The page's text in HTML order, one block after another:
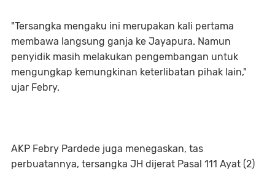
‎"Tersangka mengaku ini merupakan kali pertama
membawa langsung ganja ke Jayapura. Namun
penyidik masih melakukan pengembangan untuk
mengungkap kemungkinan keterlibatan pihak lain,"
ujar Febry.
‎AKP Febry Pardede juga menegaskan, tas
perbuatannya, tersangka JH dijerat Pasal 111 Ayat (2)